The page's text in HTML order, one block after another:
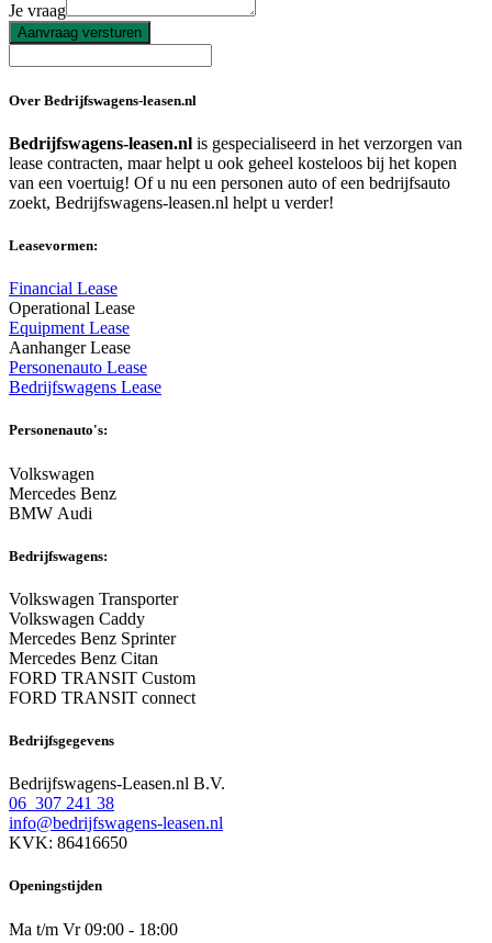
Je vraag
Aanvraag versturen
Over Bedrijfswagens-leasen.nl
Bedrijfswagens-leasen.nl is gespecialiseerd in het verzorgen van
lease contracten, maar helpt u ook geheel kosteloos bij het kopen
van een voertuig! Of u nu een personen auto of een bedrijfsauto
zoekt, Bedrijfswagens-leasen.nl helpt u verder!
Leasevormen:
Financial Lease
Operational Lease
Equipment Lease
Aanhanger Lease
Personenauto Lease
Bedrijfswagens Lease
Personenauto's:
Volkswagen
Mercedes Benz
BMW Audi
Bedrijfswagens:
Volkswagen Transporter
Volkswagen Caddy
Mercedes Benz Sprinter
Mercedes Benz Citan
FORD TRANSIT Custom
FORD TRANSIT connect
Bedrijfsgegevens
Bedrijfswagens-Leasen.nl B.V.
06 307 241 38
info@bedrijfswagens-leasen.nl
KVK: 86416650
Openingstijden
Ma t/m Vr 09:00 - 18:00